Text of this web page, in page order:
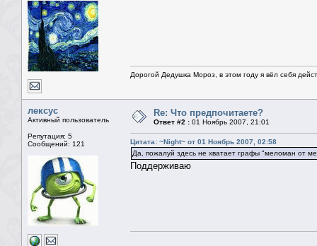
Дорогой Дедушка Мороз, в этом году я вёл себя
лексус
Активный пользователь
Репутация: 5
Сообщений: 121
Re: Что предпочитаете?
Ответ #2 : 01 Ноябрь 2007, 21:01
Цитата: ~Night~ от 01 Ноябрь 2007, 02:58
Да, пожалуй здесь не хватает графы "меломан от
Поддерживаю